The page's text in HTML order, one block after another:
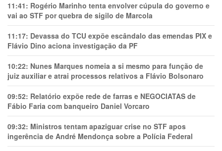
11:41: Rogério Marinho tenta envolver cúpula do governo e
vai ao STF por quebra de sigilo de Marcola
11:17: Devassa do TCU expõe escândalo das emendas PIX e
Flávio Dino aciona investigação da PF
10:22: Nunes Marques nomeia a si mesmo para função de
juiz auxiliar e atrai processos relativos a Flávio Bolsonaro
09:52: Relatório expõe rede de farras e NEGOCIATAS de
Fábio Faria com banqueiro Daniel Vorcaro
09:32: Ministros tentam apaziguar crise no STF apos
ingerência de André Mendonça sobre a Polícia Federal